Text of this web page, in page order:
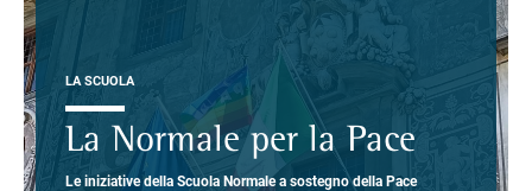
LA SCUOLA
La Normale per la Pace
Le iniziative della Scuola Normale a sostegno della Pace